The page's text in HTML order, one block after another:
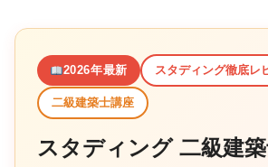
2026年最新 スタディング徹底レ
二級建築士講座
スタディング 二級建